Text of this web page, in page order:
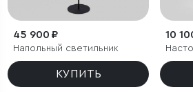
45 900 ₽
Напольный светильник
КУПИТЬ
10